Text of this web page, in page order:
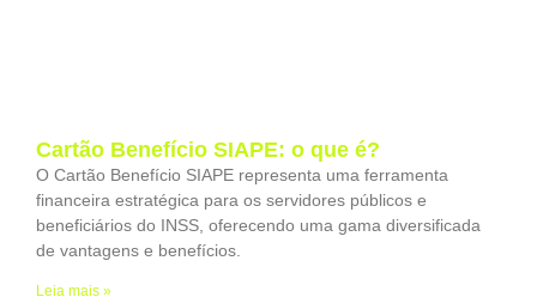
Cartão Benefício SIAPE: o que é?
O Cartão Benefício SIAPE representa uma ferramenta
financeira estratégica para os servidores públicos e
beneficiários do INSS, oferecendo uma gama diversificada
de vantagens e benefícios.
Leia mais »